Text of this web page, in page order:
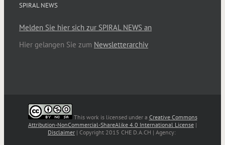
SPIRAL NEWS
Melden Sie hier sich zur SPIRAL NEWS an
Hier gelangen Sie zum Newsletterarchiv
This work is licensed under a Creative Commons
Attribution-NonCommercial-ShareAlike 4.0 International License |
Disclaimer | Copyright 2015 CHE D.A.CH | Agency: